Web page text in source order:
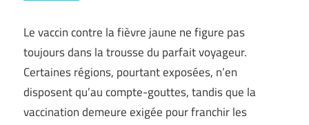
Le vaccin contre la fièvre jaune ne figure pas
toujours dans la trousse du parfait voyageur.
Certaines régions, pourtant exposées, n’en
disposent qu’au compte-gouttes, tandis que la
vaccination demeure exigée pour franchir les